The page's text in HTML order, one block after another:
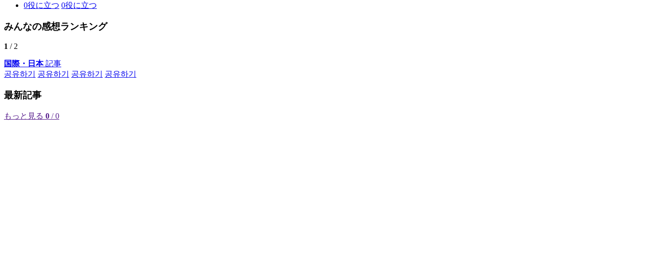
0役に立つ 0役に立つ
みんなの感想ランキング
1 / 2
国際・日本記事
공유하기
공유하기 공유하기 공유하기
最新記事
もっと見る 0 / 0